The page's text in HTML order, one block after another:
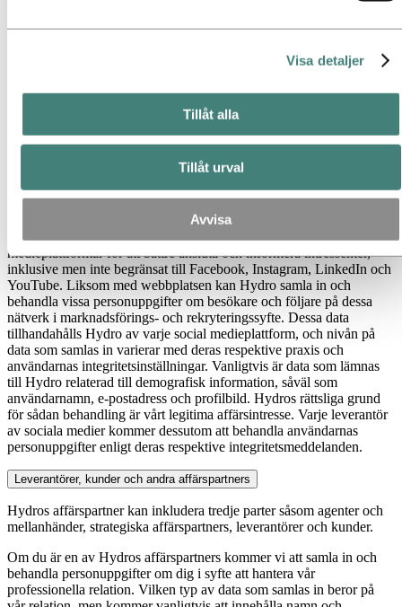
Visa detaljer
Tillåt alla
Tillåt urval
Avvisa
vilken annonsplattform som hänvisade dig till vår webbplats.
Du kan få marknadskommunikation, inklusive nyhetsbrev, i den
mån du har begärt sådan information från oss och lämnat ditt
kommer vi att samla in och lagra ditt namn och din e-postadress för
att kunna skicka dig det efterfrågade materialet. För behandling
baserad på ditt samtycke kan du när som helst återkalla detta.
Hydro upprätthåller en aktiv närvaro på flera sociala
medieplattformar för att bättre ansluta och informera intressenter,
inklusive men inte begränsat till Facebook, Instagram, LinkedIn och
YouTube. Liksom med webbplatsen kan Hydro samla in och
behandla vissa personuppgifter om besökare och följare på dessa
nätverk i marknadsförings- och rekryteringssyfte. Dessa data
tillhandahålls Hydro av varje social medieplattform, och nivån på
data som samlas in varierar med deras respektive praxis och
användarnas integritetsinställningar. Vanligtvis är data som lämnas
till Hydro relaterad till demografisk information, såväl som
användarnamn, e-postadress och profilbild. Hydros rättsliga grund
för sådan behandling är vårt legitima affärsintresse. Varje leverantör
av sociala medier kommer dessutom att behandla användarnas
personuppgifter enligt deras respektive integritetsmeddelanden.
Leverantörer, kunder och andra affärspartners
Hydros affärspartner kan inkludera tredje parter såsom agenter och
mellanhänder, strategiska affärspartners, leverantörer och kunder.
Om du är en av Hydros affärspartners kommer vi att samla in och
behandla personuppgifter om dig i syfte att hantera vår
professionella relation. Vilken typ av data som samlas in beror på